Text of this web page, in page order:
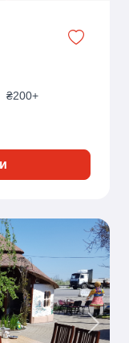
₴200+
Next